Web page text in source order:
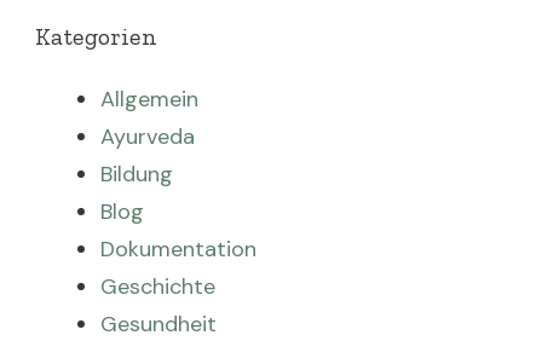
Kategorien
Allgemein
Ayurveda
Bildung
Blog
Dokumentation
Geschichte
Gesundheit